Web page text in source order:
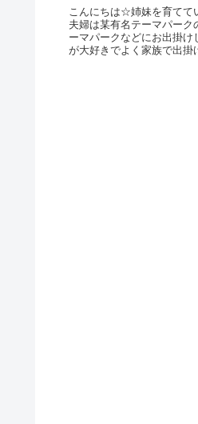
こんにちは☆姉妹を育ててい
夫婦は某有名テーマパー
ーマパークなどにお出掛
が大好きでよく家族で出掛けます！ 子供と泊